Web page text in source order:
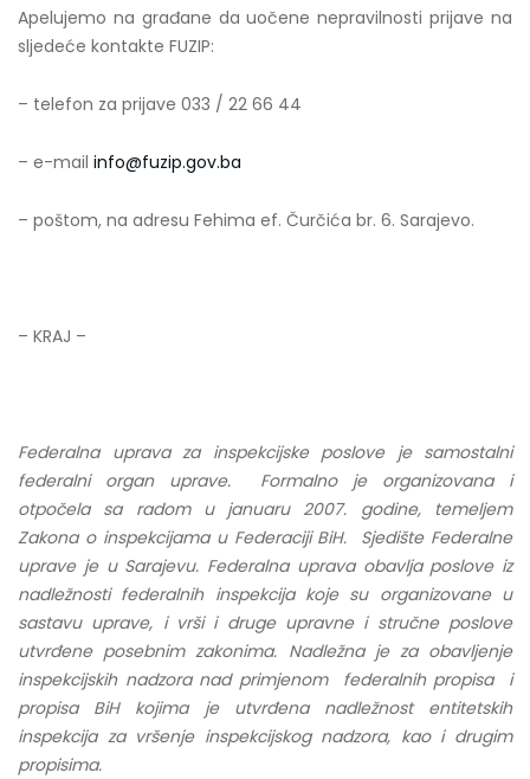
Apelujemo na građane da uočene nepravilnosti prijave na
sljedeće kontakte FUZIP:
– telefon za prijave 033 / 22 66 44
– e-mail info@fuzip.gov.ba
– poštom, na adresu Fehima ef. Čurčića br. 6. Sarajevo.
– KRAJ –
Federalna uprava za inspekcijske poslove je samostalni
federalni organ uprave. Formalno je organizovana i
otpočela sa radom u januaru 2007. godine, temeljem
Zakona o inspekcijama u Federaciji BiH. Sjedište Federalne
uprave je u Sarajevu. Federalna uprava obavlja poslove iz
nadležnosti federalnih inspekcija koje su organizovane u
sastavu uprave, i vrši i druge upravne i stručne poslove
utvrđene posebnim zakonima. Nadležna je za obavljenje
inspekcijskih nadzora nad primjenom federalnih propisa i
propisa BiH kojima je utvrđena nadležnost entitetskih
inspekcija za vršenje inspekcijskog nadzora, kao i drugim
propisima.